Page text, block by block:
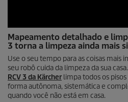
s
e
g
u
n
d
o
s
Mapeamento detalhado e
3 torna a limpeza ainda mais
Use o seu tempo para as coisas mais
seu robô cuida da limpeza da sua
RCV 3 da Kärcher limpa todos os
forma autônoma, sistemática e
quando você não está em casa.